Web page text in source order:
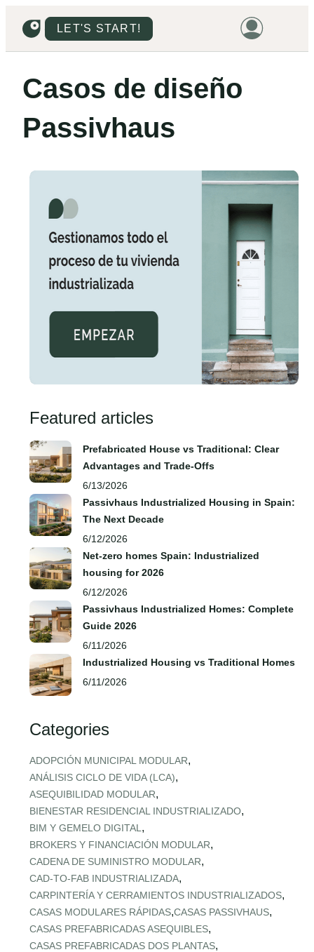
LET'S START!
PROJECTS
PRICES
Casos de diseño
Passivhaus
Featured articles
Prefabricated House vs Traditional: Clear
Advantages and Trade‑Offs
6/13/2026
Passivhaus Industrialized Housing in Spain:
The Next Decade
6/12/2026
Net-zero homes Spain: Industrialized
housing for 2026
6/12/2026
Passivhaus Industrialized Homes: Complete
Guide 2026
6/11/2026
Industrialized Housing vs Traditional Homes
6/11/2026
Categories
ADOPCIÓN MUNICIPAL MODULAR,
ANÁLISIS CICLO DE VIDA (LCA),
ASEQUIBILIDAD MODULAR,
BIENESTAR RESIDENCIAL INDUSTRIALIZADO,
BIM Y GEMELO DIGITAL ,
BROKERS Y FINANCIACIÓN MODULAR,
CADENA DE SUMINISTRO MODULAR,
CAD‑TO‑FAB INDUSTRIALIZADA,
CARPINTERÍA Y CERRAMIENTOS INDUSTRIALIZADOS,
CASAS MODULARES RÁPIDAS,CASAS PASSIVHAUS,
CASAS PREFABRICADAS ASEQUIBLES,
CASAS PREFABRICADAS DOS PLANTAS,